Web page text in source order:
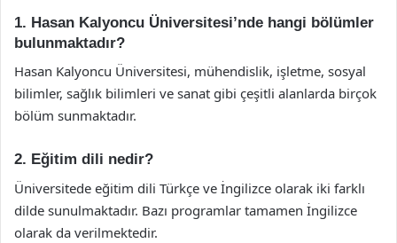
1. Hasan Kalyoncu Üniversitesi’nde hangi bölümler
bulunmaktadır?
Hasan Kalyoncu Üniversitesi, mühendislik, işletme, sosyal
bilimler, sağlık bilimleri ve sanat gibi çeşitli alanlarda birçok
bölüm sunmaktadır.
2. Eğitim dili nedir?
Üniversitede eğitim dili Türkçe ve İngilizce olarak iki farklı
dilde sunulmaktadır. Bazı programlar tamamen İngilizce
olarak da verilmektedir.